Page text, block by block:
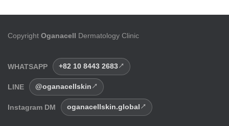
Copyright Oganacell Dermatology Clinic
WHATSAPP +82 10 8443 2683
LINE @oganacellskin
Instagram DM oganacellskin.global